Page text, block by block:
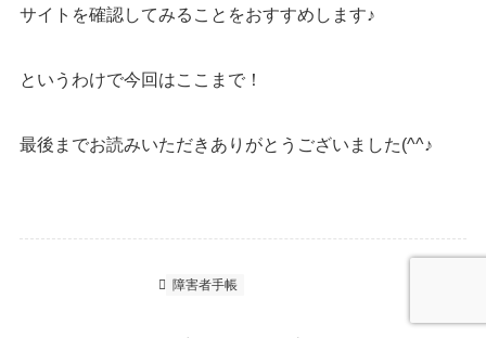
サイトを確認してみることをおすすめします♪
というわけで今回はここまで！
最後までお読みいただきありがとうございました(^^♪
障害者手帳